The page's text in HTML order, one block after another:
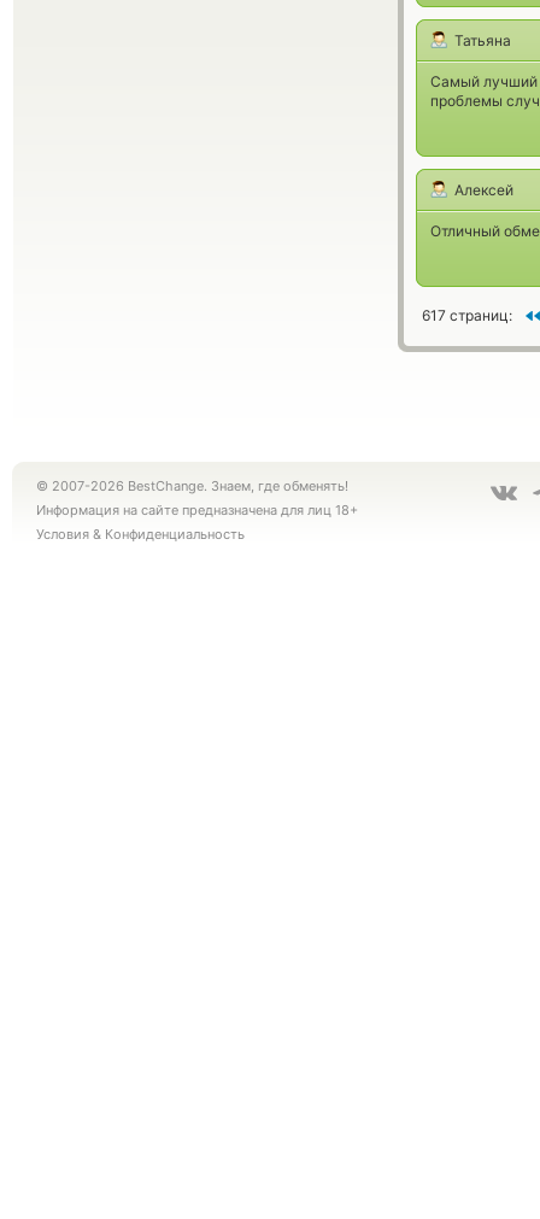
Татьяна
Самый лучший
проблемы
Алексей
Отличный
617 страниц:
© 2007-2026 BestChange. Знаем, где обменять!
Информация на сайте предназначена для лиц 18+
Условия & Конфиденциальность